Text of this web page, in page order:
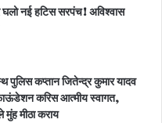
नई हटिस सरपंच! अविश्वास
पुलिस कप्तान जितेन्द्र कुमार यादव
करिस आत्मीय स्वागत,
मुंह मीठा कराय